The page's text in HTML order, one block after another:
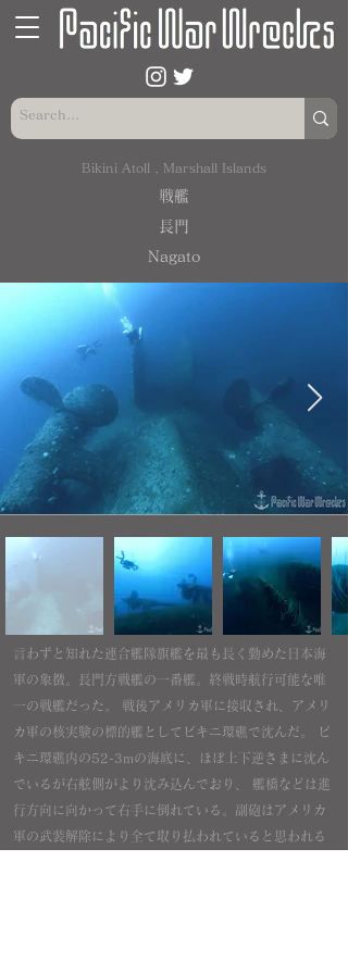
長門
Nagato
Bikini Atoll , Marshall Islands
戦艦
言わずと知れた連合艦隊旗艦を最も長く勤めた日本海
軍の象徴。長門方戦艦の一番艦。終戦時航行可能な唯
一の戦艦だった。 戦後アメリカ軍に接収され、アメリ
カ軍の核実験の標的艦としてビキニ環礁で沈んだ。 ビ
キニ環礁内の52-3mの海底に、ほぼ上下逆さまに沈ん
でいるが右舷側がより沈み込んでおり、 艦橋などは進
行方向に向かって右手に倒れている。副砲はアメリカ
軍の武装解除により全て取り払われていると思われる